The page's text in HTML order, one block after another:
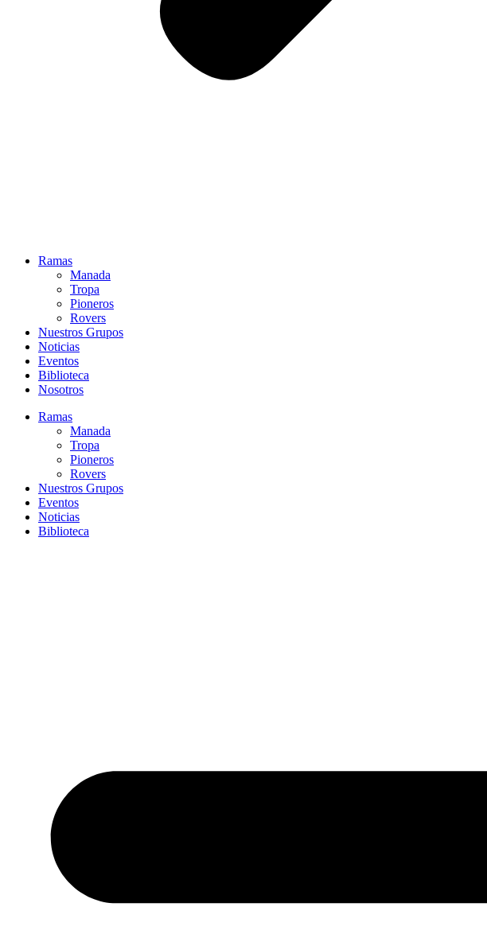
Ramas
Manada
Tropa
Pioneros
Rovers
Nuestros Grupos
Noticias
Eventos
Biblioteca
Nosotros
Ramas
Manada
Tropa
Pioneros
Rovers
Nuestros Grupos
Eventos
Noticias
Biblioteca